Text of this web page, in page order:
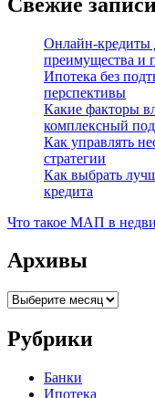
Онлайн-кредиты
преимущества и
Ипотека без
перспективы
Какие факторы
комплексный
Как управлять
стратегии
Как выбрать
кредита
Что такое МАП в
Архивы
Архивы
Рубрики
Банки
Ипотека